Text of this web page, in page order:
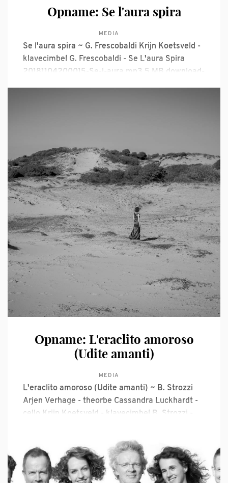
Opname: Se l'aura spira
MEDIA
Se l'aura spira ~ G. Frescobaldi Krijn Koetsveld -
klavecimbel G. Frescobaldi - Se L'aura Spira
20181104200015-Se-l-aura.mp3 5 MB download-
Opname: L'eraclito amoroso
(Udite amanti)
MEDIA
L'eraclito amoroso (Udite amanti) ~ B. Strozzi
Arjen Verhage - theorbe Cassandra Luckhardt -
cello Krijn Koetsveld - klavecimbel B. Strozzi -
20181104200134-L'eraclito.mp3 14 MB
download-circle